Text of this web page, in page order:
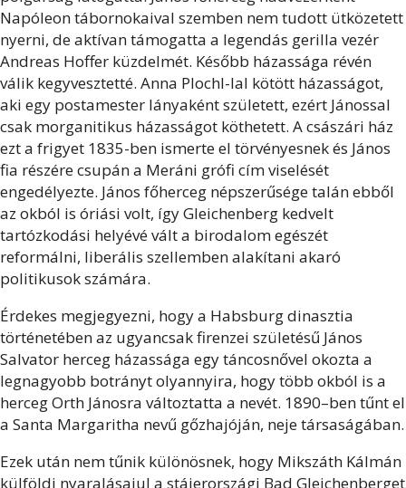
Napóleon tábornokaival szemben nem tudott ütközetett
nyerni, de aktívan támogatta a legendás gerilla vezér
Andreas Hoffer küzdelmét. Később házassága révén
válik kegyvesztetté. Anna Plochl-lal kötött házasságot,
aki egy postamester lányaként született, ezért Jánossal
csak morganitikus házasságot köthetett. A császári ház
ezt a frigyet 1835-ben ismerte el törvényesnek és János
fia részére csupán a Meráni grófi cím viselését
engedélyezte. János főherceg népszerűsége talán ebből
az okból is óriási volt, így Gleichenberg kedvelt
tartózkodási helyévé vált a birodalom egészét
reformálni, liberális szellemben alakítani akaró
politikusok számára.
Érdekes megjegyezni, hogy a Habsburg dinasztia
történetében az ugyancsak firenzei születésű János
Salvator herceg házassága egy táncosnővel okozta a
legnagyobb botrányt olyannyira, hogy több okból is a
herceg Orth Jánosra változtatta a nevét. 1890–ben tűnt el
a Santa Margaritha nevű gőzhajóján, neje társaságában.
Ezek után nem tűnik különösnek, hogy Mikszáth Kálmán
külföldi nyaralásaiul a stájerországi Bad Gleichenberget